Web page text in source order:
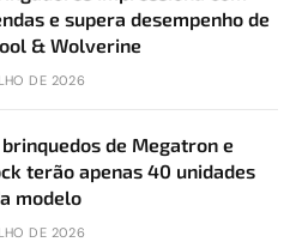
e supera desempenho de
& Wolverine
DE 2026
de Megatron e
terão apenas 40 unidades
modelo
DE 2026